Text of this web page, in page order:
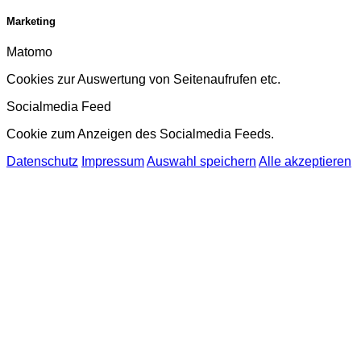
Marketing
Matomo
Cookies zur Auswertung von Seitenaufrufen etc.
Socialmedia Feed
Cookie zum Anzeigen des Socialmedia Feeds.
Datenschutz ImpressumAuswahl speichern Alle akzeptieren